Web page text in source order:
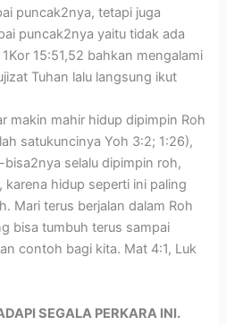
puncak2nya, tetapi juga
puncak2nya yaitu tidak ada
15:51,52 bahkan mengalami
Tuhan lalu langsung ikut
makin mahir hidup dipimpin Roh
satukuncinya Yoh 3:2; 1:26),
selalu dipimpin roh,
karena hidup seperti ini paling
Mari terus berjalan dalam Roh
bisa tumbuh terus sampai
contoh bagi kita. Mat 4:1, Luk
SEGALA PERKARA INI.